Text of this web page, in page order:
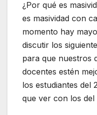
¿Por qué es
es masividad con
momento hay
discutir los
para que nuestros
docentes estén
los estudiantes del
que ver con los del